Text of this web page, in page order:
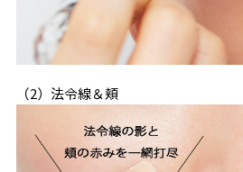
（2）法令線＆頬